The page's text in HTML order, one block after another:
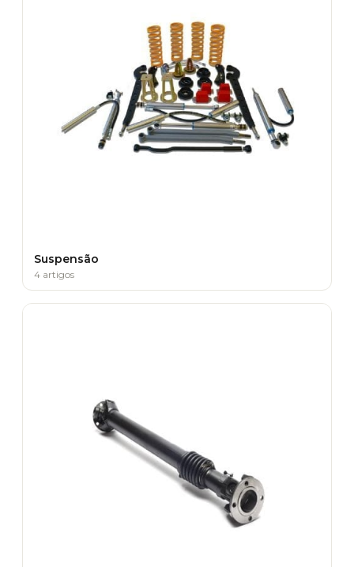
Suspensão
4 artigos